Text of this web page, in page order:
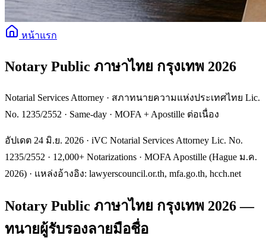
หน้าแรก
Notary Public ภาษาไทย กรุงเทพ 2026
Notarial Services Attorney · สภาทนายความแห่งประเทศไทย Lic.
No. 1235/2552 · Same-day · MOFA + Apostille ต่อเนื่อง
อัปเดต 24 มิ.ย. 2026 · iVC Notarial Services Attorney Lic. No.
1235/2552 · 12,000+ Notarizations · MOFA Apostille (Hague ม.ค.
2026) · แหล่งอ้างอิง: lawyerscouncil.or.th, mfa.go.th, hcch.net
Notary Public ภาษาไทย กรุงเทพ 2026 —
ทนายผู้รับรองลายมือชื่อ